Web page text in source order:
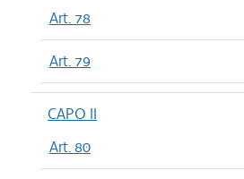
Art. 78
Art. 79
CAPO II
Art. 80